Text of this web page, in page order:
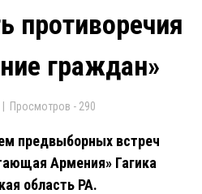
противоречия
граждан»
Просмотров - 290
предвыборных встреч
Армения» Гагика
область РА.